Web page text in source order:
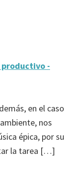
productivo -
en el caso
nos
épica, por su
la tarea […]